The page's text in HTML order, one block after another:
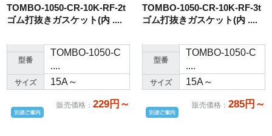
TOMBO-1050-CR-10K-RF-2t
ゴム打抜きガスケット(内 ....
型番
TOMBO-1050-C
....
サイズ 15A～
販売価格 ： 229円～
TOMBO-1050-CR-10K-RF-3t
ゴム打抜きガスケット(内 ....
型番
TOMBO-1050-C
....
サイズ 15A～
販売価格 ： 285円～